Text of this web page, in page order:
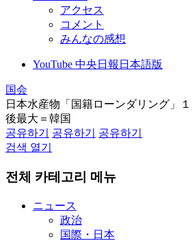
アクセス
コメント
みんなの感想
YouTube 中央日報日本語版
国会
日本水産物「国籍ローンダリング」
後最大＝韓国
공유하기
공유하기
공유하기
검색 열기
전체 카테고리 메뉴
ニュース
政治
国際・日本